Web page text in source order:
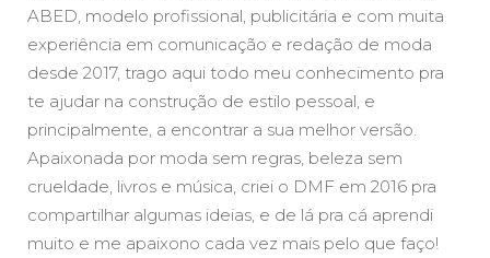
ABED, modelo profissional, publicitária e com muita
experiência em comunicação e redação de moda
desde 2017, trago aqui todo meu conhecimento pra
te ajudar na construção de estilo pessoal, e
principalmente, a encontrar a sua melhor versão.
Apaixonada por moda sem regras, beleza sem
crueldade, livros e música, criei o DMF em 2016 pra
compartilhar algumas ideias, e de lá pra cá aprendi
muito e me apaixono cada vez mais pelo que faço!